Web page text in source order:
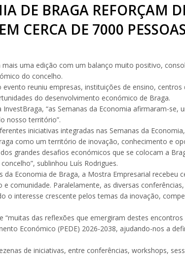
DE BRAGA REFORÇAM
CERCA DE 7000
uma edição com um balanço muito positivo,
do concelho.
reuniu empresas, instituições de ensino,
do desenvolvimento económico de Braga.
“as Semanas da Economia afirmaram-
nosso território”.
iniciativas integradas nas Semanas da
como um território de inovação, conhecimento e
grandes desafios económicos que se colocam a
sublinhou Luís Rodrigues.
da Economia de Braga, a Mostra Empresarial
comunidade. Paralelamente, as diversas
o interesse crescente pelos temas da inovação,
“muitas das reflexões que emergiram destes
Económico (PEDE) 2026-2038, ajudando-nos a
de iniciativas, entre conferências, workshops,